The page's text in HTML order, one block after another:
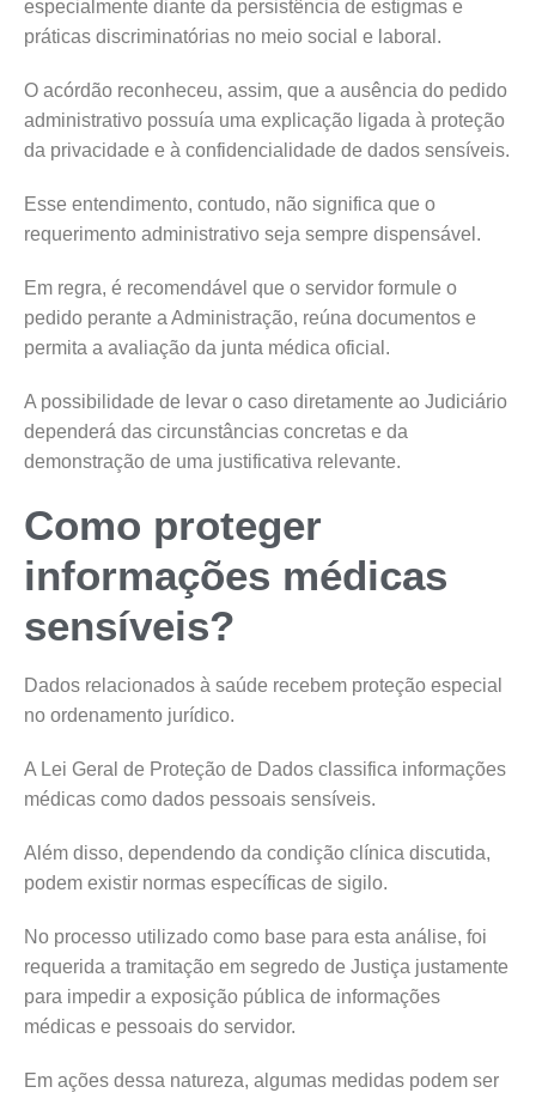
especialmente diante da persistência de estigmas e
práticas discriminatórias no meio social e laboral.
O acórdão reconheceu, assim, que a ausência do pedido
administrativo possuía uma explicação ligada à proteção
da privacidade e à confidencialidade de dados sensíveis.
Esse entendimento, contudo, não significa que o
requerimento administrativo seja sempre dispensável.
Em regra, é recomendável que o servidor formule o
pedido perante a Administração, reúna documentos e
permita a avaliação da junta médica oficial.
A possibilidade de levar o caso diretamente ao Judiciário
dependerá das circunstâncias concretas e da
demonstração de uma justificativa relevante.
Como proteger
informações médicas
sensíveis?
Dados relacionados à saúde recebem proteção especial
no ordenamento jurídico.
A Lei Geral de Proteção de Dados classifica informações
médicas como dados pessoais sensíveis.
Além disso, dependendo da condição clínica discutida,
podem existir normas específicas de sigilo.
No processo utilizado como base para esta análise, foi
requerida a tramitação em segredo de Justiça justamente
para impedir a exposição pública de informações
médicas e pessoais do servidor.
Em ações dessa natureza, algumas medidas podem ser